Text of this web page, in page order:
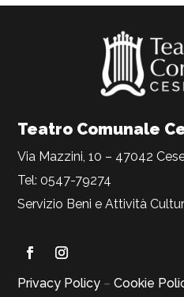
Teatro Comunale
Via Mazzini, 10 – 47042
Tel: 0547-79274
Servizio Beni e Attività
Privacy Policy –Cookie